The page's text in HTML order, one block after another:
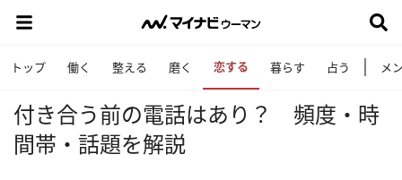
トップ 働く 整える 磨く 恋する 暮らす 占う メ
付き合う前の電話はあり？ 頻度・時
間帯・話題を解説